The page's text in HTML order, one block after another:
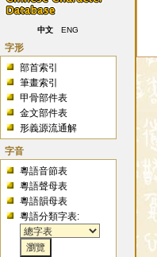
中文 ENG
字形
部首索引
筆畫索引
甲骨部件表
金文部件表
形義源流通解
字音
粵語音節表
粵語聲母表
粵語韻母表
粵語分類字表: